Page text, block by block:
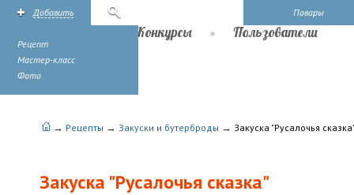
Повары
Добавить
Рецепт
Мастер-класс
Фото
Конкурсы Пользователи
→ Рецепты → Закуски и бутерброды → Закуска "Русалочья
Закуска "Русалочья сказка"